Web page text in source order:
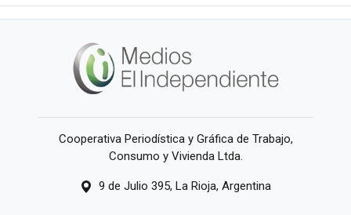
Cooperativa Periodística y Gráfica de Trabajo,
Consumo y Vivienda Ltda.
9 de Julio 395, La Rioja, Argentina